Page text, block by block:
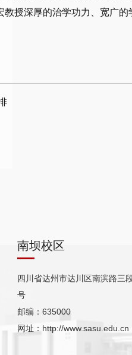
授深厚的治学功力、宽广
南坝校区
四川省达州市达川区南滨路三
号
邮编：635000
网址：http://www.sasu.edu.cn